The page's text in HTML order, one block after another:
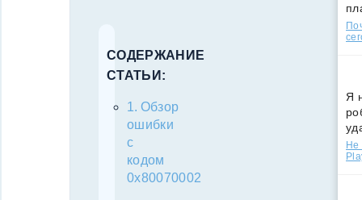
СОДЕРЖАНИЕ
СТАТЬИ:
Обзор
ошибки
с
кодом
0x80070002
Я
Не